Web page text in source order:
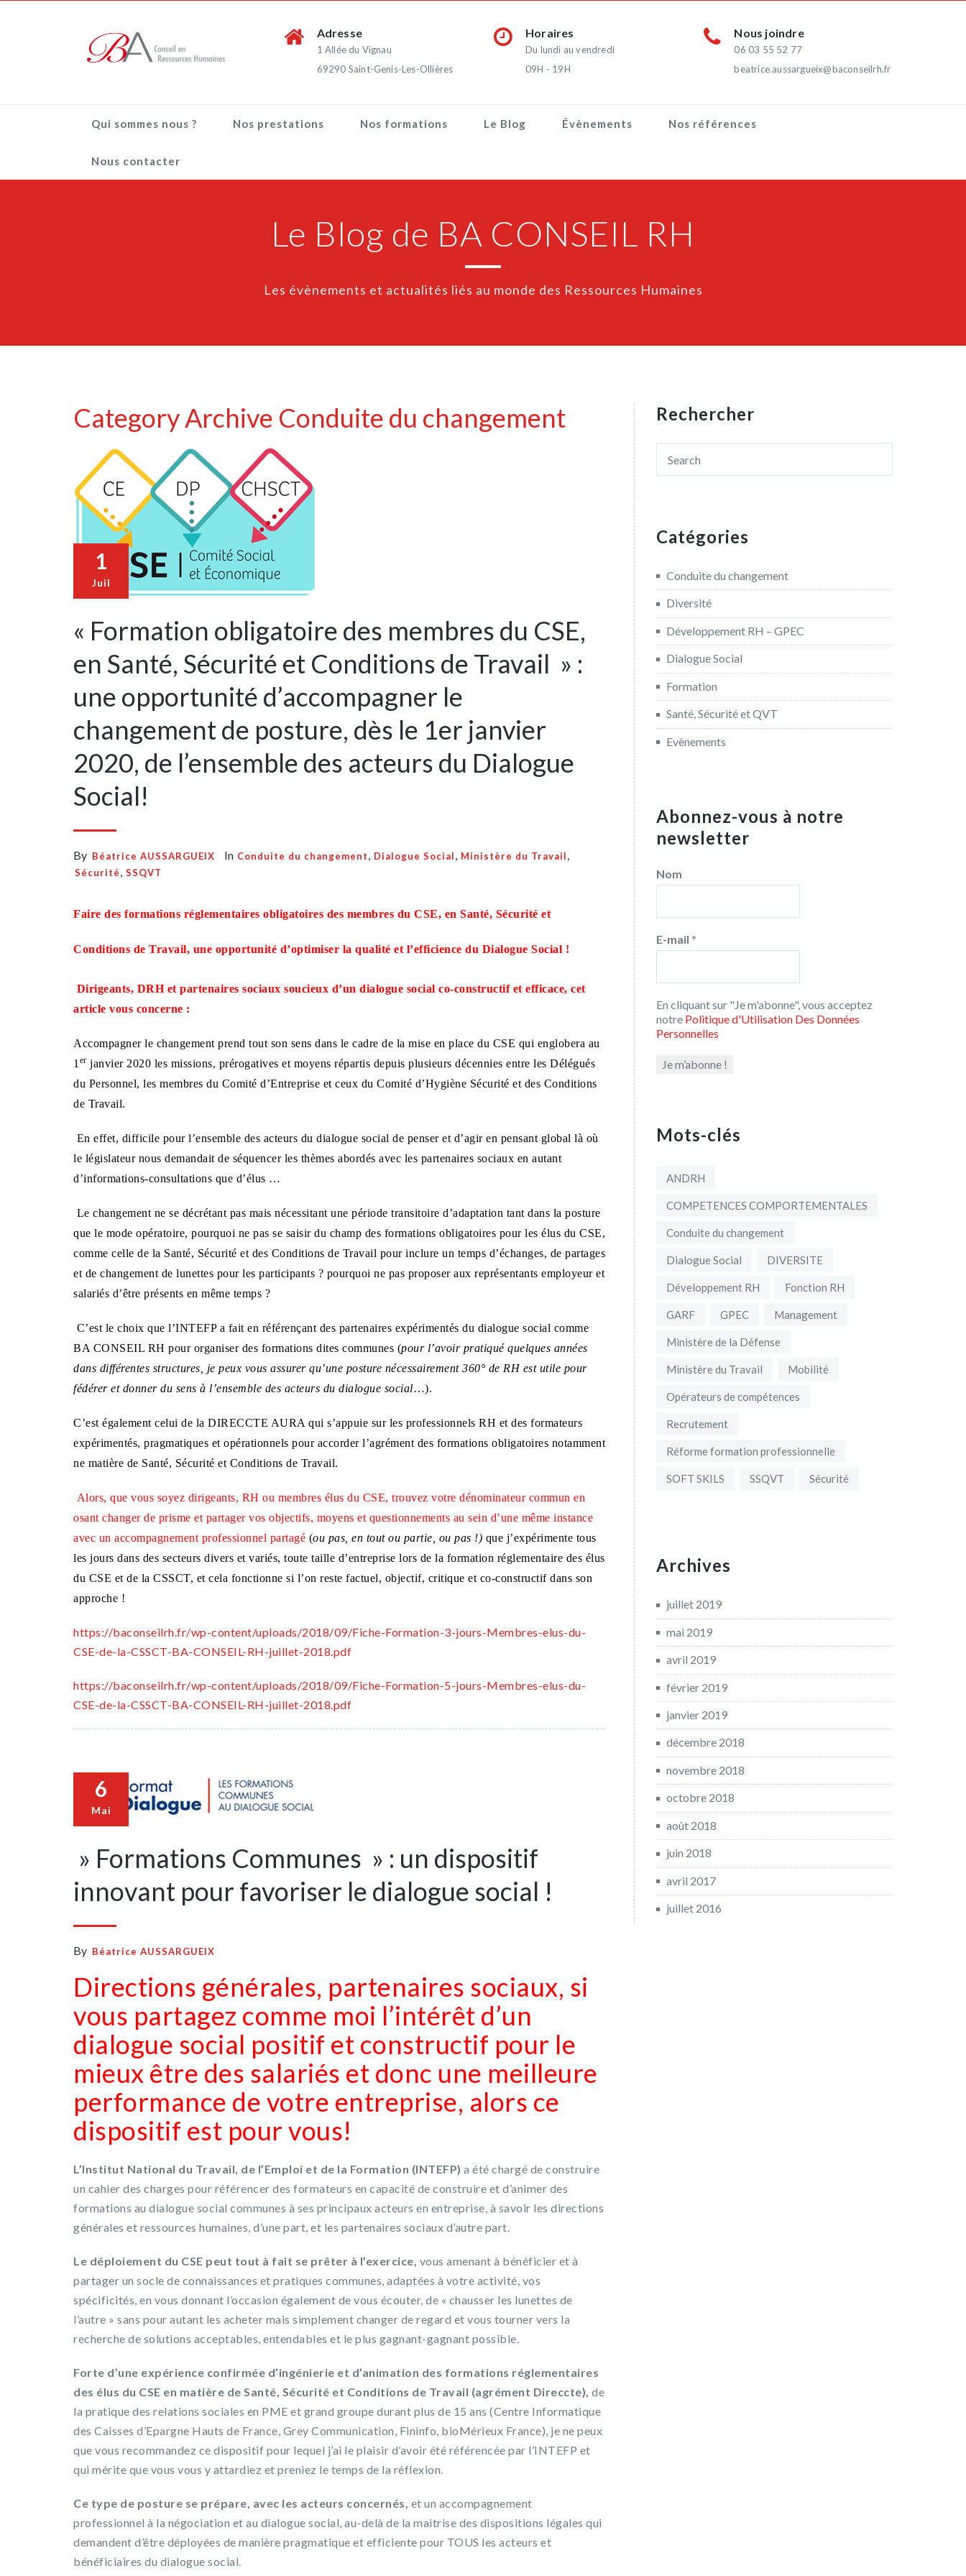
Adresse
1 Allée du Vignau
69290 Saint-Genis-Les-Ollières
Horaires
Du lundi au vendredi
09H - 19H
Nous joindre
06 03 55 52 77
beatrice.aussargueix@baconseilrh.fr
Qui sommes nous ? Nos prestations Nos formations Le Blog Évènements Nos références
Nous contacter
Le Blog de BA CONSEIL RH
Les évènements et actualités liés au monde des Ressources Humaines
Category Archive Conduite du changement
1
Juil
« Formation obligatoire des membres du CSE,
en Santé, Sécurité et Conditions de Travail » :
une opportunité d’accompagner le
changement de posture, dès le 1er janvier
2020, de l’ensemble des acteurs du Dialogue
Social!
By Béatrice AUSSARGUEIX In Conduite du changement, Dialogue Social, Ministère du Travail,
Sécurité, SSQVT
Faire des formations réglementaires obligatoires des membres du CSE, en Santé, Sécurité et
Conditions de Travail, une opportunité d’optimiser la qualité et l’efficience du Dialogue Social !
Dirigeants, DRH et partenaires sociaux soucieux d’un dialogue social co-constructif et efficace, cet
article vous concerne :
Accompagner le changement prend tout son sens dans le cadre de la mise en place du CSE qui englobera au
1 er janvier 2020 les missions, prérogatives et moyens répartis depuis plusieurs décennies entre les Délégués
du Personnel, les membres du Comité d’Entreprise et ceux du Comité d’Hygiène Sécurité et des Conditions
de Travail.
En effet, difficile pour l’ensemble des acteurs du dialogue social de penser et d’agir en pensant global là où
le législateur nous demandait de séquencer les thèmes abordés avec les partenaires sociaux en autant
d’informations-consultations que d’élus …
Le changement ne se décrétant pas mais nécessitant une période transitoire d’adaptation tant dans la posture
que le mode opératoire, pourquoi ne pas se saisir du champ des formations obligatoires pour les élus du CSE,
comme celle de la Santé, Sécurité et des Conditions de Travail pour inclure un temps d’échanges, de partages
et de changement de lunettes pour les participants ? pourquoi ne pas proposer aux représentants employeur et
salariés d’être présents en même temps ?
C’est le choix que l’INTEFP a fait en référençant des partenaires expérimentés du dialogue social comme
BA CONSEIL RH pour organiser des formations dites communes (pour l’avoir pratiqué quelques années
dans différentes structures, je peux vous assurer qu’une posture nécessairement 360° de RH est utile pour
fédérer et donner du sens à l’ensemble des acteurs du dialogue social…).
C’est également celui de la DIRECCTE AURA qui s’appuie sur les professionnels RH et des formateurs
expérimentés, pragmatiques et opérationnels pour accorder l’agrément des formations obligatoires notamment
ne matière de Santé, Sécurité et Conditions de Travail.
Alors, que vous soyez dirigeants, RH ou membres élus du CSE, trouvez votre dénominateur commun en
osant changer de prisme et partager vos objectifs, moyens et questionnements au sein d’une même instance
avec un accompagnement professionnel partagé (ou pas, en tout ou partie, ou pas !) que j’expérimente tous
les jours dans des secteurs divers et variés, toute taille d’entreprise lors de la formation réglementaire des élus
du CSE et de la CSSCT, et cela fonctionne si l’on reste factuel, objectif, critique et co-constructif dans son
approche !
https://baconseilrh.fr/wp-content/uploads/2018/09/Fiche-Formation-3-jours-Membres-elus-du-
CSE-de-la-CSSCT-BA-CONSEIL-RH-juillet-2018.pdf
https://baconseilrh.fr/wp-content/uploads/2018/09/Fiche-Formation-5-jours-Membres-elus-du-
CSE-de-la-CSSCT-BA-CONSEIL-RH-juillet-2018.pdf
6
Mai
» Formations Communes » : un dispositif
innovant pour favoriser le dialogue social !
By Béatrice AUSSARGUEIX
Directions générales, partenaires sociaux, si
vous partagez comme moi l’intérêt d’un
dialogue social positif et constructif pour le
mieux être des salariés et donc une meilleure
performance de votre entreprise, alors ce
dispositif est pour vous!
L’Institut National du Travail, de l’Emploi et de la Formation (INTEFP) a été chargé de construire
un cahier des charges pour référencer des formateurs en capacité de construire et d’animer des
formations au dialogue social communes à ses principaux acteurs en entreprise, à savoir les directions
générales et ressources humaines, d’une part, et les partenaires sociaux d’autre part.
Le déploiement du CSE peut tout à fait se prêter à l’exercice, vous amenant à bénéficier et à
partager un socle de connaissances et pratiques communes, adaptées à votre activité, vos
spécificités, en vous donnant l’occasion également de vous écouter, de « chausser les lunettes de
l’autre » sans pour autant les acheter mais simplement changer de regard et vous tourner vers la
recherche de solutions acceptables, entendables et le plus gagnant-gagnant possible.
Forte d’une expérience confirmée d’ingénierie et d’animation des formations réglementaires
des élus du CSE en matière de Santé, Sécurité et Conditions de Travail (agrément Direccte), de
la pratique des relations sociales en PME et grand groupe durant plus de 15 ans (Centre Informatique
des Caisses d’Epargne Hauts de France, Grey Communication, Fininfo, bioMérieux France), je ne peux
que vous recommandez ce dispositif pour lequel j’ai le plaisir d’avoir été référencée par l’INTEFP et
qui mérite que vous vous y attardiez et preniez le temps de la réflexion.
Ce type de posture se prépare, avec les acteurs concernés, et un accompagnement
professionnel à la négociation et au dialogue social, au-delà de la maitrise des dispositions légales qui
demandent d’être déployées de manière pragmatique et efficiente pour TOUS les acteurs et
bénéficiaires du dialogue social.
Rechercher
Catégories
Conduite du changement
Diversité
Développement RH – GPEC
Dialogue Social
Formation
Santé, Sécurité et QVT
Evènements
Abonnez-vous à notre
newsletter
Nom
E-mail *
En cliquant sur "Je m'abonne", vous acceptez
notre Politique d'Utilisation Des Données
Personnelles
Mots-clés
ANDRH
COMPETENCES COMPORTEMENTALES
Conduite du changement
Dialogue Social DIVERSITE
Développement RH Fonction RH
GARF GPEC Management
Ministère de la Défense
Ministère du Travail Mobilité
Opérateurs de compétences
Recrutement
Réforme formation professionnelle
SOFT SKILS SSQVT Sécurité
Archives
juillet 2019
mai 2019
avril 2019
février 2019
janvier 2019
décembre 2018
novembre 2018
octobre 2018
août 2018
juin 2018
avril 2017
juillet 2016